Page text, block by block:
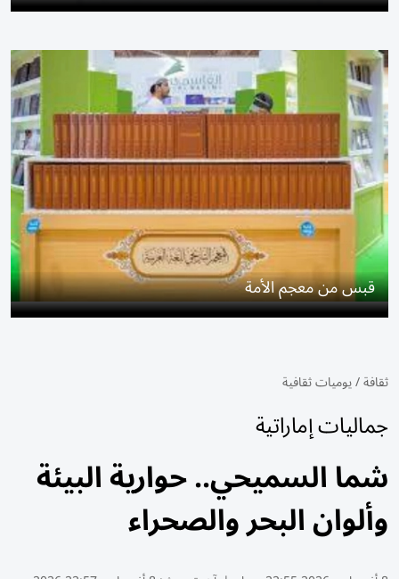
قبس من معجم الأمة
ثقافة/يوميات ثقافية
جماليات إماراتية
شما السميحي.. حوارية البيئة
وألوان البحر والصحراء